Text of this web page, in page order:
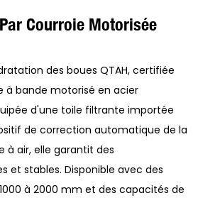
Courroie Motorisée
des boues QTAH, certifiée
à bande motorisé en acier
d'une toile filtrante importée
de correction automatique de la
à air, elle garantit des
et stables. Disponible avec des
à 2000 mm et des capacités de